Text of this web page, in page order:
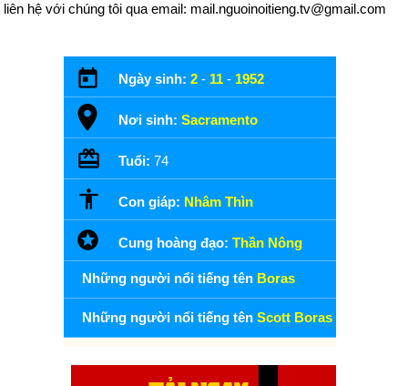
liên hệ với chúng tôi qua email: mail.nguoinoitieng.tv@gmail.com
Ngày sinh: 2 - 11 - 1952
Nơi sinh: Sacramento
Tuổi: 74
Con giáp: Nhâm Thìn
Cung hoàng đạo: Thần Nông
Những người nổi tiếng tên Boras
Những người nổi tiếng tên Scott Boras